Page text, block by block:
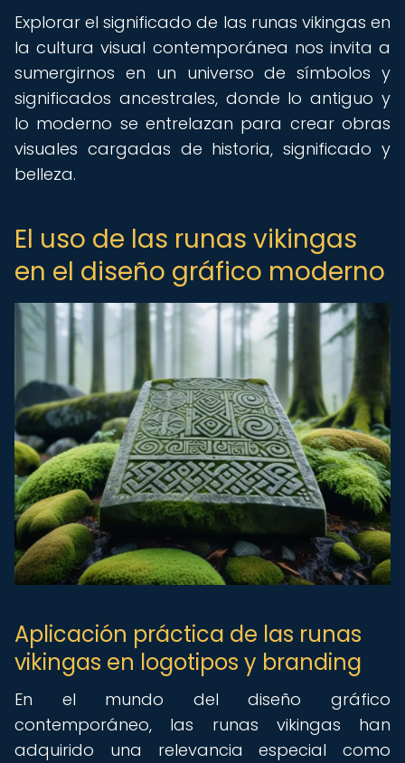
Explorar el significado de las runas vikingas en
la cultura visual contemporánea nos invita a
sumergirnos en un universo de símbolos y
significados ancestrales, donde lo antiguo y
lo moderno se entrelazan para crear obras
visuales cargadas de historia, significado y
belleza.
El uso de las runas vikingas
en el diseño gráfico moderno
Aplicación práctica de las runas
vikingas en logotipos y branding
En el mundo del diseño gráfico
contemporáneo, las runas vikingas han
adquirido una relevancia especial como